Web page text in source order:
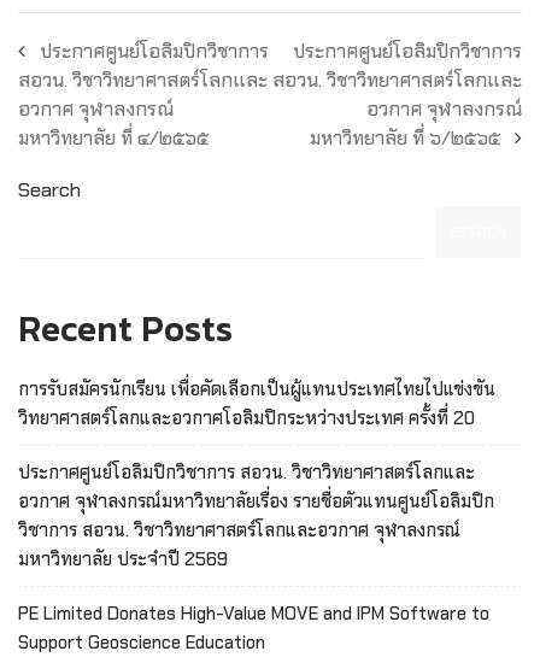
ประกาศศูนย์โอลิมปิกวิชาการ
สอวน. วิชาวิทยาศาสตร์โลกและ
อวกาศ จุฬาลงกรณ์
มหาวิทยาลัย ที่ ๔/๒๕๖๕
ประกาศศูนย์โอลิมปิกวิชาการ
สอวน. วิชาวิทยาศาสตร์โลกและ
อวกาศ จุฬาลงกรณ์
มหาวิทยาลัย ที่ ๖/๒๕๖๕
Search
Recent Posts
การรับสมัครนักเรียน เพื่อคัดเลือกเป็นผู้แทนประเทศไทยไปแข่งขัน
วิทยาศาสตร์โลกและอวกาศโอลิมปิกระหว่างประเทศ ครั้งที่ 20
ประกาศศูนย์โอลิมปิกวิชาการ สอวน. วิชาวิทยาศาสตร์โลกและ
อวกาศ จุฬาลงกรณ์มหาวิทยาลัยเรื่อง รายชื่อตัวแทนศูนย์โอลิมปิก
วิชาการ สอวน. วิชาวิทยาศาสตร์โลกและอวกาศ จุฬาลงกรณ์
มหาวิทยาลัย ประจำปี 2569
PE Limited Donates High-Value MOVE and IPM Software to
Support Geoscience Education